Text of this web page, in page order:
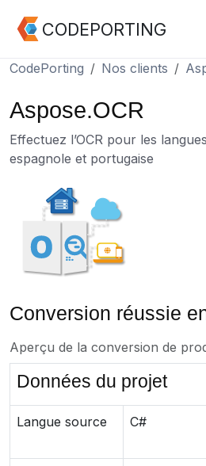
CODEPORTING
CodePorting Nos clients
Aspose.OCR
Effectuez l’OCR pour les
espagnole et portugaise
Conversion réussie
Aperçu de la conversion de
Données du projet
Langue source C#